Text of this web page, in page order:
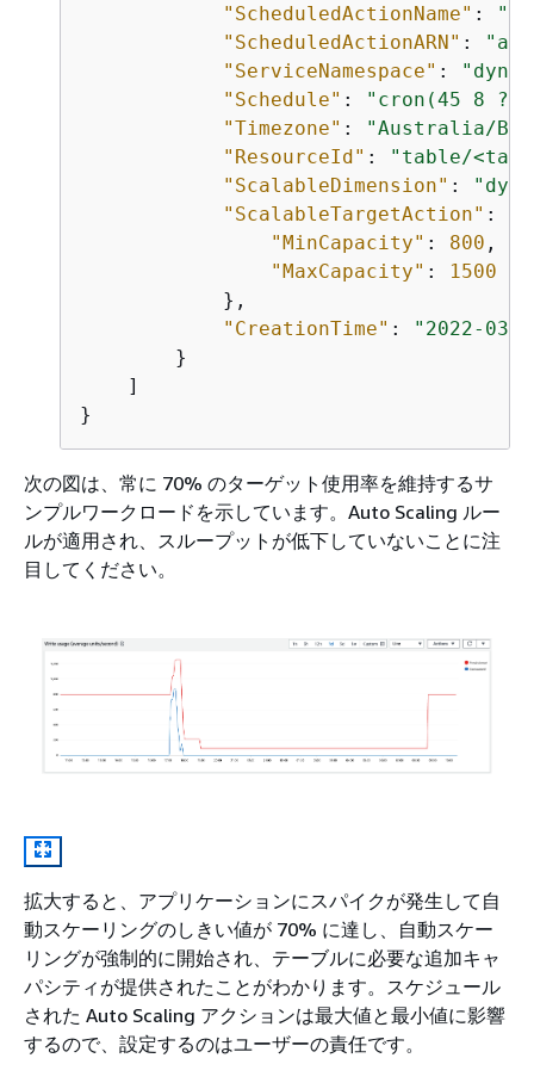
"ScheduledActionName" :
"ScheduledActionARN" :
"ServiceNamespace" :
"Schedule" :
"cron(45 8 ? *
"Timezone" :
"Australia/
"ResourceId" :
"table/
"ScalableDimension" :
"ScalableTargetAction" :
"MinCapacity" : 800 ,
"MaxCapacity" :
1500
            },
"CreationTime" :
"2022-03-
        }
    ]
}
次の図は、常に 70% のターゲット使用率を維持するサ
ンプルワークロードを示しています。Auto Scaling ルー
ルが適用され、スループットが低下していないことに注
目してください。
拡大すると、アプリケーションにスパイクが発生して自
動スケーリングのしきい値が 70% に達し、自動スケー
リングが強制的に開始され、テーブルに必要な追加キャ
パシティが提供されたことがわかります。スケジュール
された Auto Scaling アクションは最大値と最小値に影響
するので、設定するのはユーザーの責任です。